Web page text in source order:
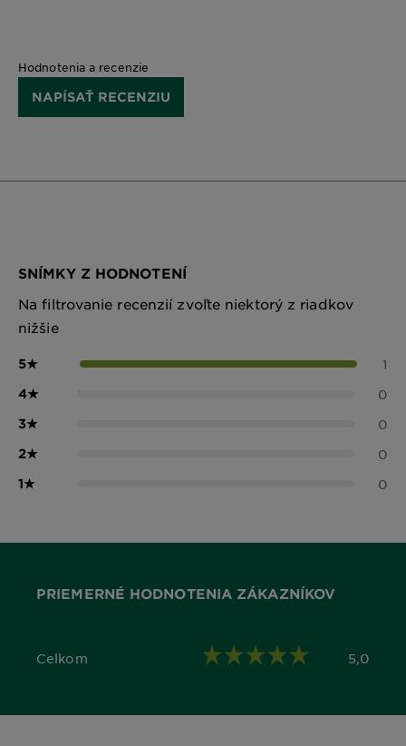
Hodnotenia a recenzie
NAPÍSAŤ RECENZIU
SNÍMKY Z HODNOTENÍ
Na filtrovanie recenzií zvoľte niektorý z riadkov
nižšie
5★ 1
4★ 0
3★ 0
2★ 0
1★ 0
PRIEMERNÉ HODNOTENIA ZÁKAZNÍKOV
Celkom
5,0 out of 5 stars 5,0